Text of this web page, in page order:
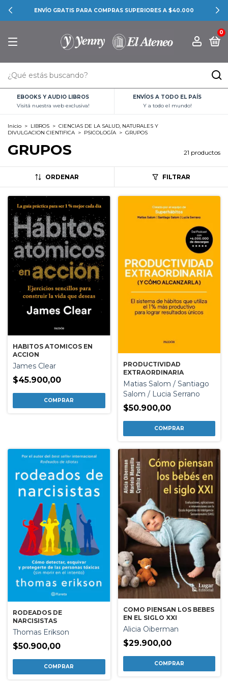
CONOCÉ LAS PROMOCIONES BANCARIAS
0
EBOOKS Y AUDIO LIBROS
Visitá nuestra web exclusiva!
ENVÍOS A TODO EL PAÍS
Y a todo el mundo!
Inicio > LIBROS > CIENCIAS DE LA SALUD, NATURALES Y
DIVULGACION CIENTIFICA > PSICOLOGÍA > GRUPOS
GRUPOS 21 productos
ORDENAR FILTRAR
HABITOS ATOMICOS EN
ACCION
James Clear
$45.900,00
PRODUCTIVIDAD
EXTRAORDINARIA
Matias Salom / Santiago
Salom / Lucia Serrano
$50.900,00
RODEADOS DE
NARCISISTAS
Thomas Erikson
$50.900,00
COMO PIENSAN LOS BEBES
EN EL SIGLO XXI
Alicia Oiberman
$29.900,00